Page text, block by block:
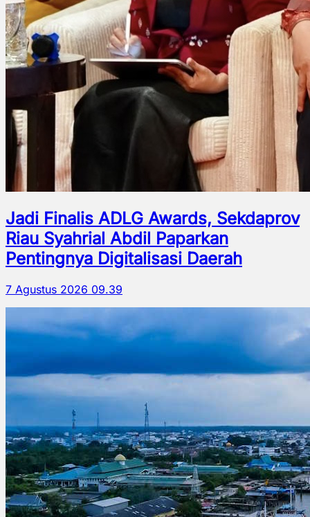
Jadi Finalis ADLG Awards, Sekdaprov
Riau Syahrial Abdil Paparkan
Pentingnya Digitalisasi Daerah
7 Agustus 2026 09.39